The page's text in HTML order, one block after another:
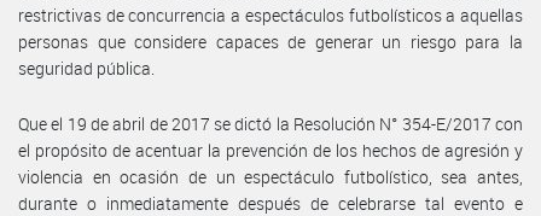
restrictivas de concurrencia a espectáculos futbolísticos a aquellas
personas que considere capaces de generar un riesgo para la
seguridad pública.
Que el 19 de abril de 2017 se dictó la Resolución N° 354-E/2017 con
el propósito de acentuar la prevención de los hechos de agresión y
violencia en ocasión de un espectáculo futbolístico, sea antes,
durante o inmediatamente después de celebrarse tal evento e